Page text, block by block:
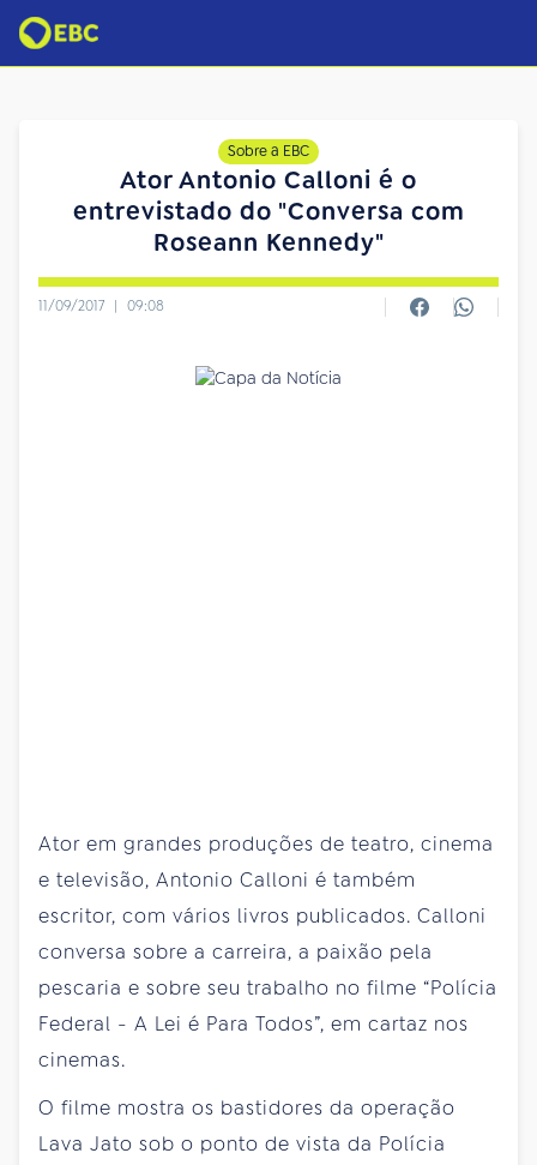
Sobre a EBC
Ator Antonio Calloni é o
entrevistado do "Conversa com
Roseann Kennedy"
11/09/2017 | 09:08
Ator em grandes produções de teatro, cinema
e televisão, Antonio Calloni é também
escritor, com vários livros publicados. Calloni
conversa sobre a carreira, a paixão pela
pescaria e sobre seu trabalho no filme “Polícia
Federal - A Lei é Para Todos”, em cartaz nos
cinemas.
O filme mostra os bastidores da operação
Lava Jato sob o ponto de vista da Polícia